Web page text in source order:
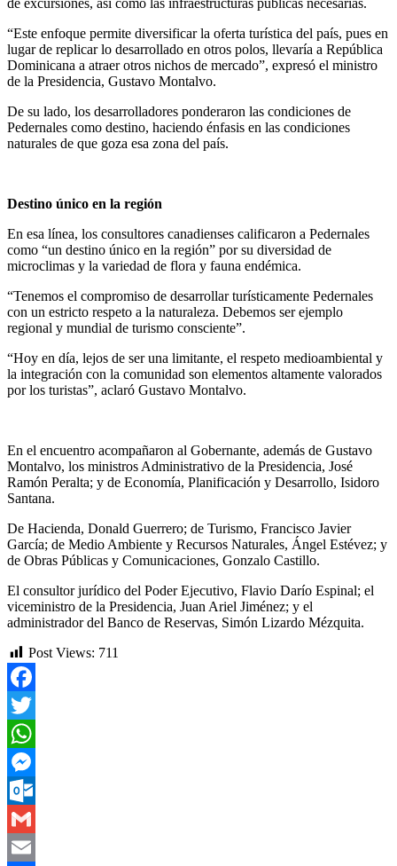
“Este enfoque permite diversificar la oferta turística del país, pues en
lugar de replicar lo desarrollado en otros polos, llevaría a República
Dominicana a atraer otros nichos de mercado”, expresó el ministro
de la Presidencia, Gustavo Montalvo.
De su lado, los desarrolladores ponderaron las condiciones de
Pedernales como destino, haciendo énfasis en las condiciones
naturales de que goza esa zona del país.
Destino único en la región
En esa línea, los consultores canadienses calificaron a Pedernales
como “un destino único en la región” por su diversidad de
microclimas y la variedad de flora y fauna endémica.
“Tenemos el compromiso de desarrollar turísticamente Pedernales
con un estricto respeto a la naturaleza. Debemos ser ejemplo
regional y mundial de turismo consciente”.
“Hoy en día, lejos de ser una limitante, el respeto medioambiental y
la integración con la comunidad son elementos altamente valorados
por los turistas”, aclaró Gustavo Montalvo.
En el encuentro acompañaron al Gobernante, además de Gustavo
Montalvo, los ministros Administrativo de la Presidencia, José
Ramón Peralta; y de Economía, Planificación y Desarrollo, Isidoro
Santana.
De Hacienda, Donald Guerrero; de Turismo, Francisco Javier
García; de Medio Ambiente y Recursos Naturales, Ángel Estévez; y
de Obras Públicas y Comunicaciones, Gonzalo Castillo.
El consultor jurídico del Poder Ejecutivo, Flavio Darío Espinal; el
viceministro de la Presidencia, Juan Ariel Jiménez; y el
administrador del Banco de Reservas, Simón Lizardo Mézquita.
Post Views: 711
Facebook
Twitter
WhatsApp
Messenger
Outlook.com
Gmail